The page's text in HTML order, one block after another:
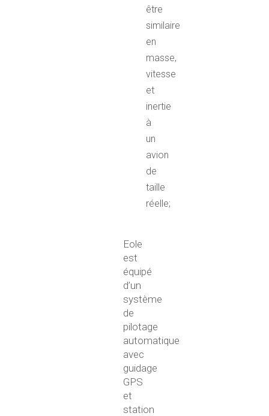
être
similaire
en
masse,
vitesse
et
inertie
à
un
avion
de
taille
réelle;
Eole
est
équipé
d’un
système
de
pilotage
automatique
avec
guidage
GPS
et
station